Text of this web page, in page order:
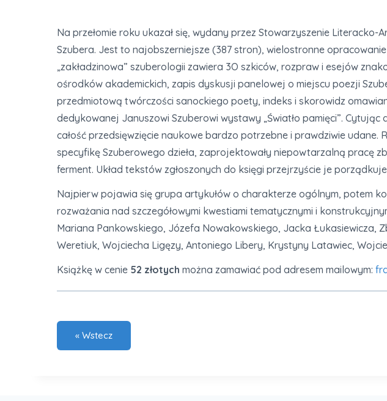
Na przełomie roku ukazał się, wydany przez Stowarzyszenie
Szubera. Jest to najobszerniejsze (387 stron), wielostronne
„zakładzinowa” szuberologii zawiera 3O szkiców, rozpraw i esejów
ośrodków akademickich, zapis dyskusji panelowej o miejscu poezji
przedmiotową twórczości sanockiego poety, indeks i skorowidz
dedykowanej Januszowi Szuberowi wystawy „Światło pamięci”. Cytując
całość przedsięwzięcie naukowe bardzo potrzebne i prawdziwie
specyfikę Szuberowego dzieła, zaprojektowały niepowtarzalną pracę
ferment. Układ tekstów zgłoszonych do księgi przejrzyście je
Najpierw pojawia się grupa artykułów o charakterze ogólnym, potem
rozważania nad szczegółowymi kwestiami tematycznymi i
Mariana Pankowskiego, Józefa Nowakowskiego, Jacka Łukasiewicza,
Weretiuk, Wojciecha Ligęzy, Antoniego Libery, Krystyny Latawiec,
Książkę w cenie 52 złotych można zamawiać pod adresem mailowym: